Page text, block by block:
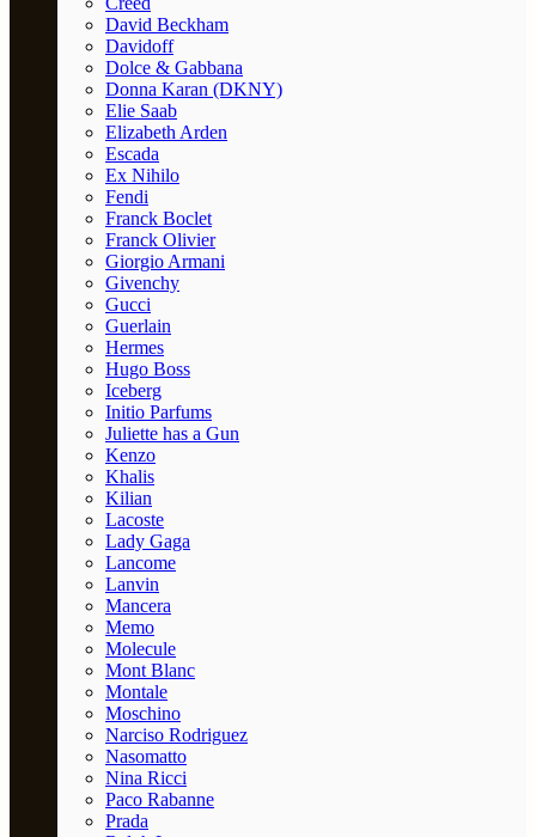
David Beckham
Davidoff
Dolce & Gabbana
Donna Karan (DKNY)
Elie Saab
Elizabeth Arden
Escada
Ex Nihilo
Fendi
Franck Boclet
Franck Olivier
Giorgio Armani
Givenchy
Gucci
Guerlain
Hermes
Hugo Boss
Iceberg
Initio Parfums
Juliette has a Gun
Kenzo
Khalis
Kilian
Lacoste
Lady Gaga
Lancome
Lanvin
Mancera
Memo
Molecule
Mont Blanc
Montale
Moschino
Narciso Rodriguez
Nasomatto
Nina Ricci
Paco Rabanne
Prada